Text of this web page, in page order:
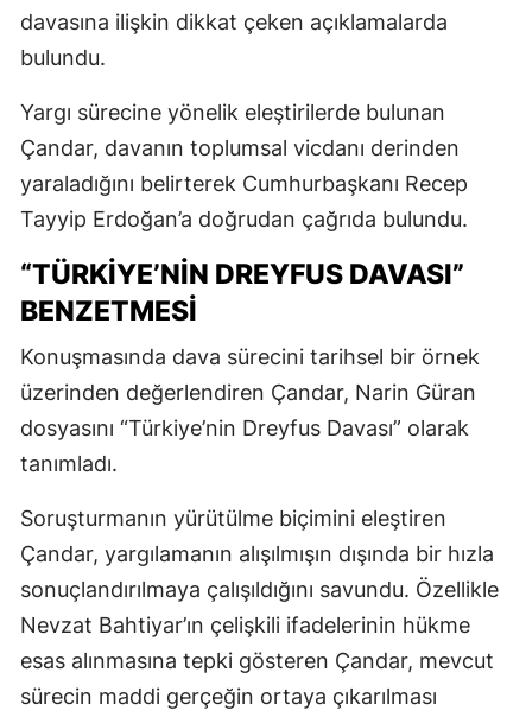
davasına ilişkin dikkat çeken açıklamalarda
bulundu.
Yargı sürecine yönelik eleştirilerde bulunan
Çandar, davanın toplumsal vicdanı derinden
yaraladığını belirterek Cumhurbaşkanı Recep
Tayyip Erdoğan’a doğrudan çağrıda bulundu.
“TÜRKİYE’NİN DREYFUS DAVASI”
BENZETMESİ
Konuşmasında dava sürecini tarihsel bir örnek
üzerinden değerlendiren Çandar, Narin Güran
dosyasını “Türkiye’nin Dreyfus Davası” olarak
tanımladı.
Soruşturmanın yürütülme biçimini eleştiren
Çandar, yargılamanın alışılmışın dışında bir hızla
sonuçlandırılmaya çalışıldığını savundu. Özellikle
Nevzat Bahtiyar’ın çelişkili ifadelerinin hükme
esas alınmasına tepki gösteren Çandar, mevcut
sürecin maddi gerçeğin ortaya çıkarılması